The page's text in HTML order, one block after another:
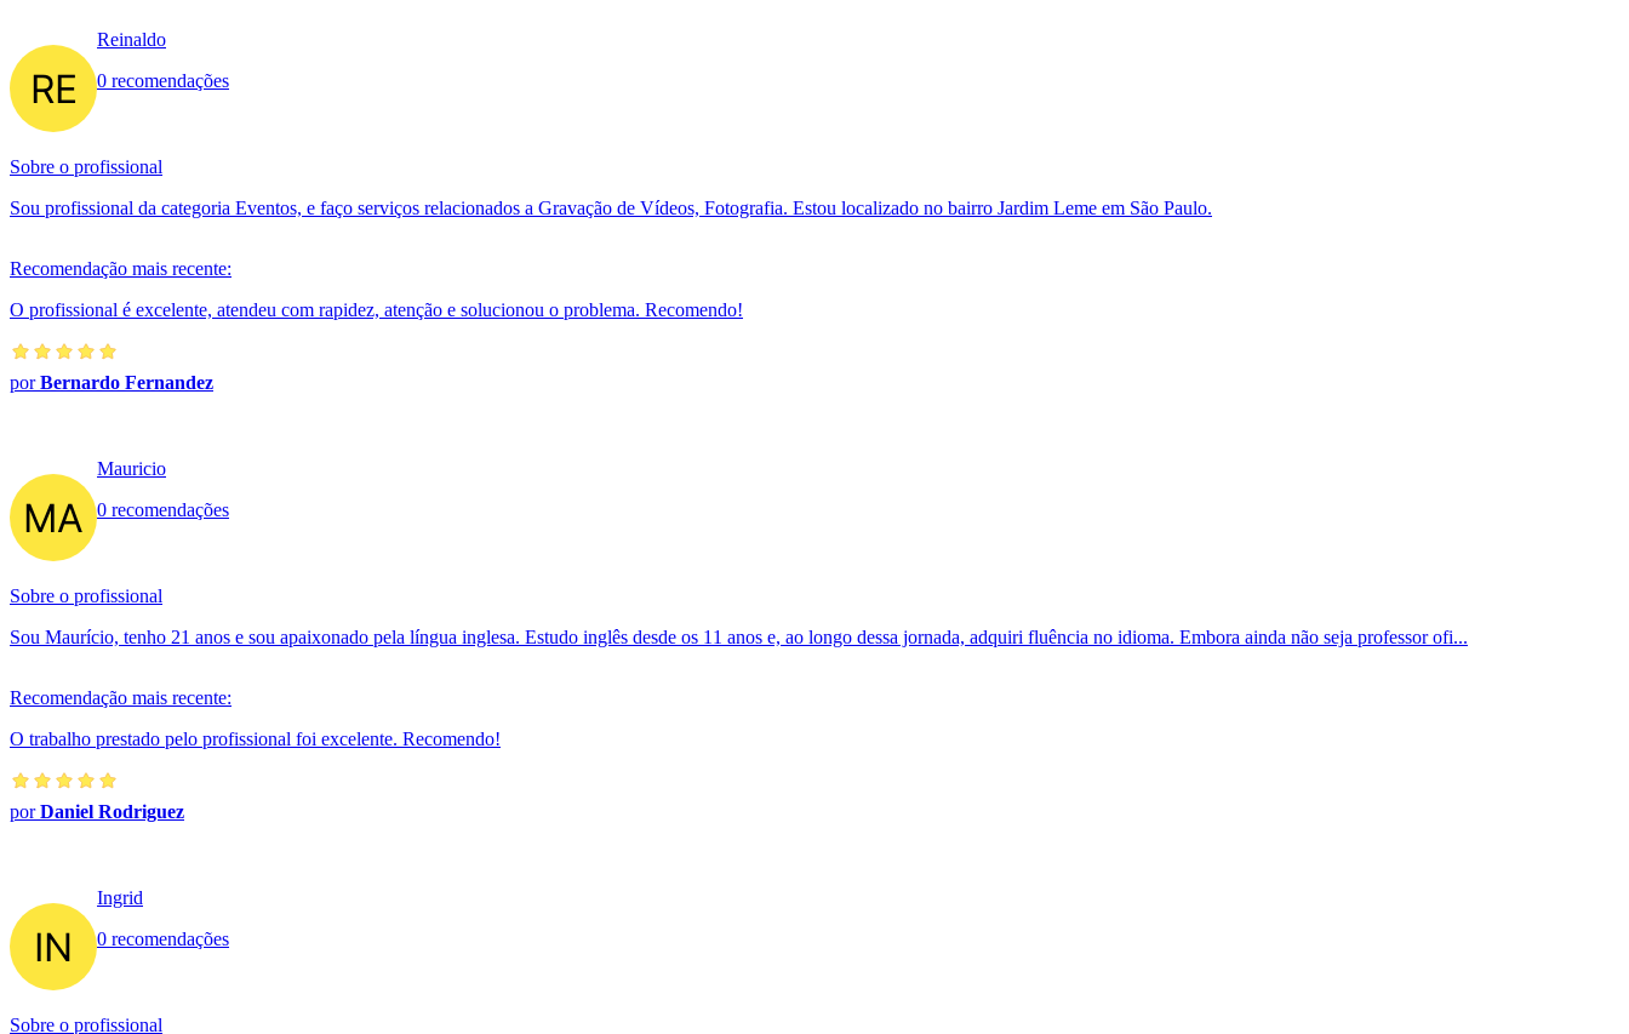
Reinaldo
0 recomendações
Sobre o profissional
Sou profissional da categoria Eventos, e faço serviços relacionados a Gravação de Vídeos, Fotografia. Estou localizado no bairro Jardim Leme em São Paulo.
Recomendação mais recente:
O profissional é excelente, atendeu com rapidez, atenção e solucionou o problema. Recomendo!
porBernardo Fernandez
Mauricio
0 recomendações
Sobre o profissional
Sou Maurício, tenho 21 anos e sou apaixonado pela língua inglesa. Estudo inglês desde os 11 anos e, ao longo dessa jornada, adquiri fluência no idioma. Embora ainda não seja professor ofi...
Recomendação mais recente:
O trabalho prestado pelo profissional foi excelente. Recomendo!
porDaniel Rodriguez
Ingrid
0 recomendações
Sobre o profissional